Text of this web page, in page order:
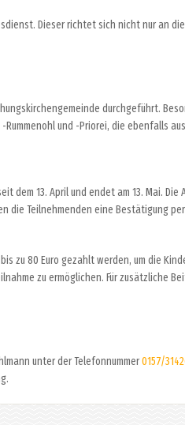
Dieser richtet sich nicht nur an
durchgeführt.
und -Priorei, die ebenfalls
dem 13. April und endet am 13. Mai.
die Teilnehmenden eine Bestätigung
zu 80 Euro gezahlt werden, um die
zu ermöglichen. Für zusätzliche
unter der Telefonnummer0157/